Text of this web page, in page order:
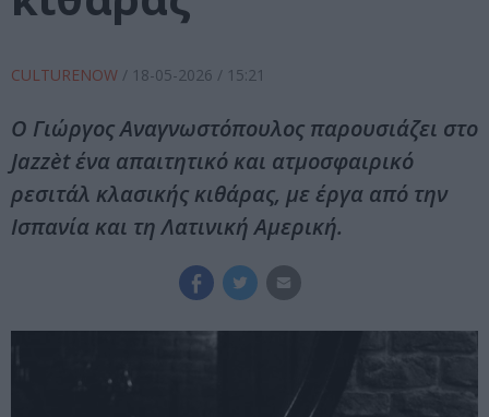
CULTURENOW / 18-05-2026 / 15:21
Ο Γιώργος Αναγνωστόπουλος παρουσιάζει στο
Jazzèt ένα απαιτητικό και ατμοσφαιρικό
ρεσιτάλ κλασικής κιθάρας, με έργα από την
Ισπανία και τη Λατινική Αμερική.